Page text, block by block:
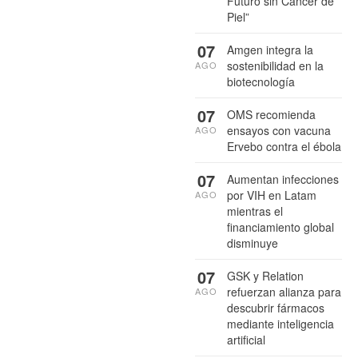
Piel”
Amgen integra la
sostenibilidad en la
biotecnología
07
AGO
OMS recomienda
ensayos con vacuna
Ervebo contra el ébola
07
AGO
Aumentan infecciones
por VIH en Latam
mientras el
financiamiento global
disminuye
07
AGO
GSK y Relation
refuerzan alianza para
descubrir fármacos
mediante inteligencia
artificial
07
AGO